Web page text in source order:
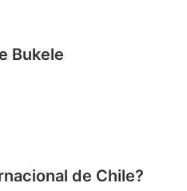
Bukele
de Chile?